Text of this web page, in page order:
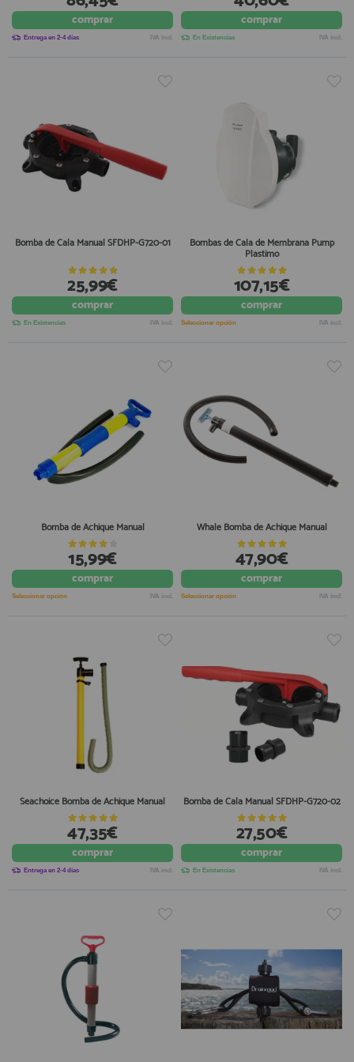
AFILIADOS
910 60 71 03
HORARIO de TIENDA:
de 10:00 a 20:00 de Lunes a Viernes
Sábados de 10:00 a 14:00
info@francobordo.com
registro profesional
comprar
Entrega en 2-4 días IVA incl.
comprar
En Existencias IVA incl.
Bomba de Cala Manual SFDHP-G720-01
25,99€
comprar
En Existencias IVA incl.
Bombas de Cala de Membrana Pump
Plastimo
107,15€
comprar
Seleccionar opción IVA incl.
Bomba de Achique Manual
15,99€
comprar
Seleccionar opción IVA incl.
Whale Bomba de Achique Manual
47,90€
comprar
Seleccionar opción IVA incl.
Seachoice Bomba de Achique Manual
47,35€
comprar
Entrega en 2-4 días IVA incl.
Bomba de Cala Manual SFDHP-G720-02
27,50€
comprar
En Existencias IVA incl.